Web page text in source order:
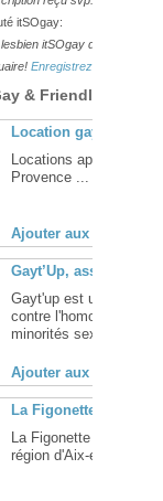
itSOgay:
itSOgay de vos
Enregistrez-vous ici!
& Friendly
Location gay-friendly
Locations
Provence ... [
Ajouter aux favoris
Gayt’Up, association
Gayt'up est une
contre l'homophobie et
minorités sexuelles ... [
Ajouter aux favoris
La Figonette – Aix-
La Figonette propose
région d'Aix-en-